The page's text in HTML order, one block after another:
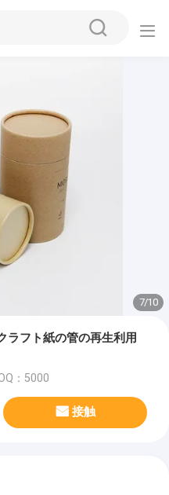
7/10
ラフト紙の管の再生利用
：5000
接触